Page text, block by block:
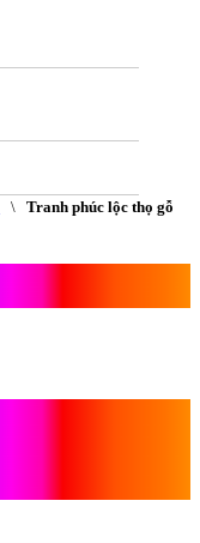
\ Tranh phúc lộc thọ gỗ